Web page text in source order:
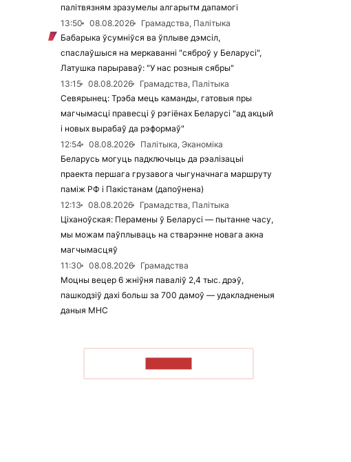
палітвязням зразумелы алгарытм дапамогі
13:50
08.08.2026
Грамадства, Палітыка
Бабарыка ўсумніўся ва ўплыве дэмсіл,
спаслаўшыся на меркаванні "сяброў у Беларусі",
Латушка парыраваў: "У нас розныя сябры"
13:15
08.08.2026
Грамадства, Палітыка
Севярынец: Трэба мець каманды, гатовыя пры
магчымасці правесці ў рэгіёнах Беларусі "ад акцый
і новых вырабаў да рэформаў"
12:54
08.08.2026
Палітыка, Эканоміка
Беларусь могуць падключыць да рэалізацыі
праекта першага грузавога чыгуначнага маршруту
паміж РФ і Пакістанам (дапоўнена)
12:13
08.08.2026
Грамадства, Палітыка
Ціханоўская: Перамены ў Беларусі — пытанне часу,
мы можам паўплываць на стварэнне новага акна
магчымасцяў
11:30
08.08.2026
Грамадства
Моцны вецер 6 жніўня паваліў 2,4 тыс. дрэў,
пашкодзіў дахі больш за 700 дамоў — удакладненыя
даныя МНС